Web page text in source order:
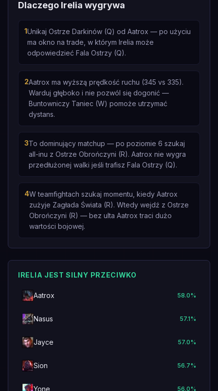
Dlaczego Irelia wygrywa
1Unikaj Ostrze Darkinów (Q) od Aatrox — po użyciu
ma okno na trade, w którym Irelia może
odpowiedzieć Fala Ostrzy (Q).
2Aatrox ma wyższą prędkość ruchu (345 vs 335).
Warduj głęboko i nie pozwól się dogonić —
Buntowniczy Taniec (W) pomoże utrzymać
dystans.
3To dominujący matchup — po poziomie 6 szukaj
all-inu z Ostrze Obrończyni (R). Aatrox nie wygra
przedłużonej walki jeśli trafisz Fala Ostrzy (Q).
4W teamfightach szukaj momentu, kiedy Aatrox
zużyje Zagłada Świata (R). Wtedy wejdź z Ostrze
Obrończyni (R) — bez ulta Aatrox traci dużo
wartości bojowej.
IRELIA JEST SILNY PRZECIWKO
Aatrox 58.0%
Nasus 57.1%
Jayce 57.0%
Sion 56.7%
Yone 56.0%